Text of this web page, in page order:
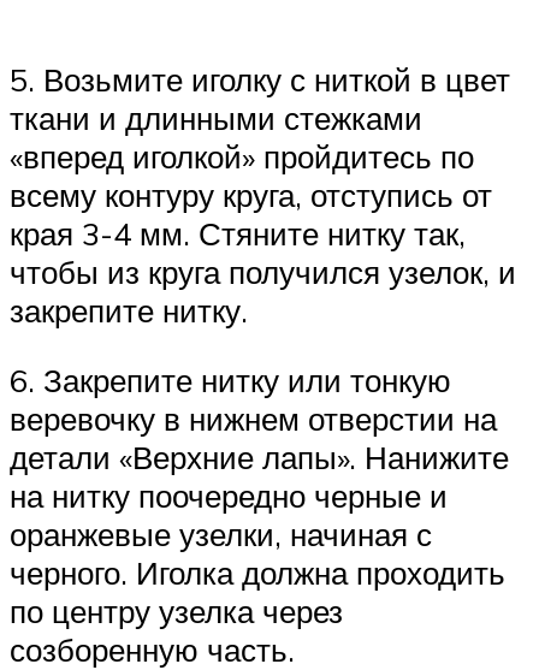
5. Возьмите иголку с ниткой в цвет
ткани и длинными стежками
«вперед иголкой» пройдитесь по
всему контуру круга, отступись от
края 3-4 мм. Стяните нитку так,
чтобы из круга получился узелок, и
закрепите нитку.
6. Закрепите нитку или тонкую
веревочку в нижнем отверстии на
детали «Верхние лапы». Нанижите
на нитку поочередно черные и
оранжевые узелки, начиная с
черного. Иголка должна проходить
по центру узелка через
созборенную часть.